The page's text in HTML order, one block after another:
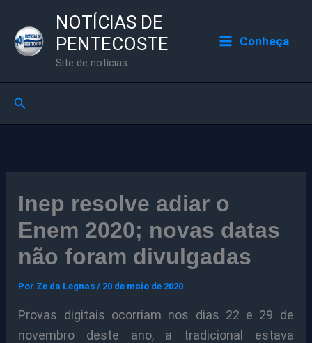
para
NOTÍCIAS DE
PENTECOSTE
Site de notícias
Conheça
Pesquisar
Inep resolve adiar o
Enem 2020; novas datas
não foram divulgadas
Por Ze da Legnas/ 20 de maio de 2020
Provas digitais ocorriam nos dias 22 e 29 de
novembro deste ano, a tradicional estava